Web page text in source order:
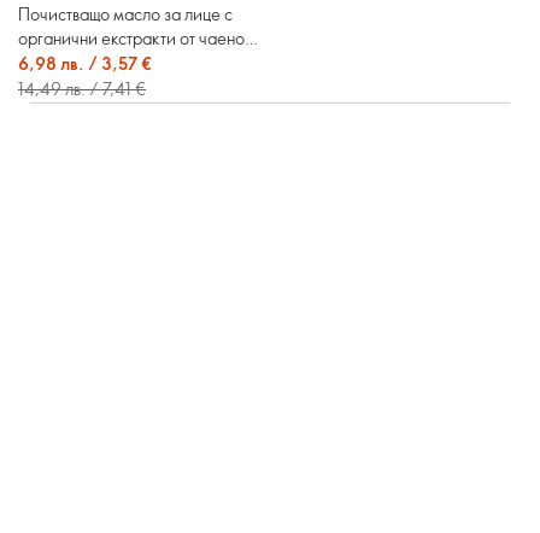
Почистващо масло за лице с
органични екстракти от чаено
дърво & лайм Love Nature
6,98 лв. / 3,57 €
14,49 лв. / 7,41 €